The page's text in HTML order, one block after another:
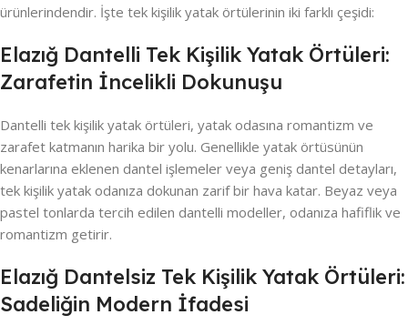
ürünlerindendir. İşte tek kişilik yatak örtülerinin iki farklı çeşidi:
Elazığ Dantelli Tek Kişilik Yatak Örtüleri:
Zarafetin İncelikli Dokunuşu
Dantelli tek kişilik yatak örtüleri, yatak odasına romantizm ve
zarafet katmanın harika bir yolu. Genellikle yatak örtüsünün
kenarlarına eklenen dantel işlemeler veya geniş dantel detayları,
tek kişilik yatak odanıza dokunan zarif bir hava katar. Beyaz veya
pastel tonlarda tercih edilen dantelli modeller, odanıza hafiflik ve
romantizm getirir.
Elazığ Dantelsiz Tek Kişilik Yatak Örtüleri:
Sadeliğin Modern İfadesi